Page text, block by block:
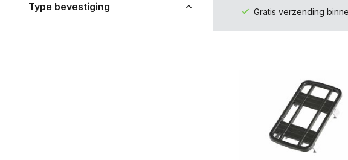
Type bevestiging Gratis verzending